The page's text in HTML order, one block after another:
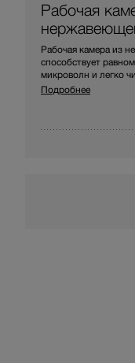
Рабочая
Рабочая камера из
способствует
микроволн и легко
Подробнее